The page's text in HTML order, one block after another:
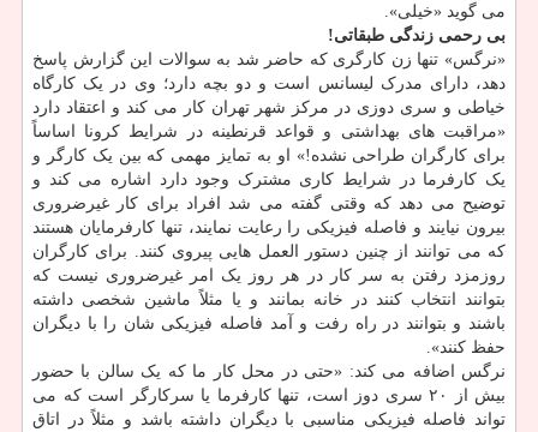
می گوید «خیلی».
بی رحمی زندگی طبقاتی!
«نرگس» تنها زن کارگری که حاضر شد به سوالات این گزارش پاسخ
دهد، دارای مدرک لیسانس است و دو بچه دارد؛ وی در یک کارگاه
خیاطی و سری دوزی در مرکز شهر تهران کار می کند و اعتقاد دارد
«مراقبت های بهداشتی و قواعد قرنطینه در شرایط کرونا اساساً
برای کارگران طراحی نشده!» او به تمایز مهمی که بین یک کارگر و
یک کارفرما در شرایط کاری مشترک وجود دارد اشاره می کند و
توضیح می دهد که وقتی گفته می شد افراد برای کار غیرضروری
بیرون نیایند و فاصله فیزیکی را رعایت نمایند، تنها کارفرمایان هستند
که می توانند از چنین دستور العمل هایی پیروی کنند. برای کارگران
روزمزد رفتن به سر کار در هر روز یک امر غیرضروری نیست که
بتوانند انتخاب کنند در خانه بمانند و یا مثلاً ماشین شخصی داشته
باشند و بتوانند در راه رفت و آمد فاصله فیزیکی شان را با دیگران
حفظ کنند».
نرگس اضافه می کند: «حتی در محل کار ما که یک سالن با حضور
بیش از ۲۰ سری دوز است، تنها کارفرما یا سرکارگر است که می
تواند فاصله فیزیکی مناسبی با دیگران داشته باشد و مثلاً در اتاق